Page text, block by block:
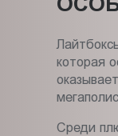
которая
Среди